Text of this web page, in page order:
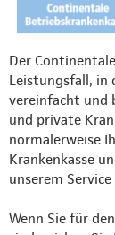
Der
Leistungsfall, in
vereinfacht und
und private
normalerweise
Krankenkasse
unserem
Wenn Sie für